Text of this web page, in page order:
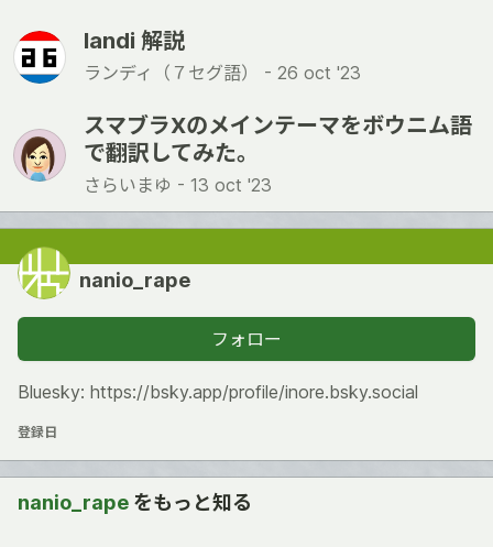
landi 解説
ランディ（７セグ語） - 26 oct '23
スマブラXのメインテーマをボウニム語
で翻訳してみた。
さらいまゆ - 13 oct '23
nanio_rape
フォロー
Bluesky: https://bsky.app/profile/inore.bsky.social
登録日
nanio_rape をもっと知る